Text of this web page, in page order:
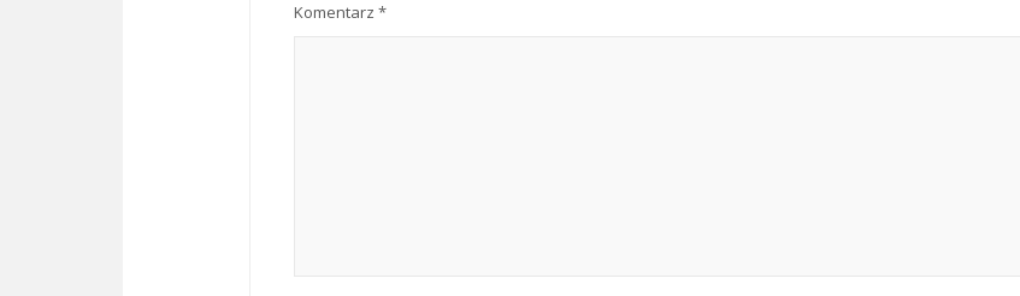
Komentarz *